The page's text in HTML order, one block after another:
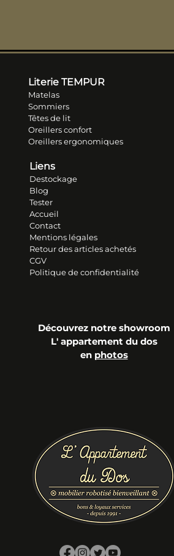
Literie TEMPUR
Matelas
Sommiers
Têtes de lit
Oreillers confort
Oreillers ergonomiques
Liens
Destockage
Blog
Tester
Accueil
Contact
Mentions légales
Retour des articles achetés
CGV
Politique de confidentialité
Découvrez notre showroom
L' appartement du dos
en photos